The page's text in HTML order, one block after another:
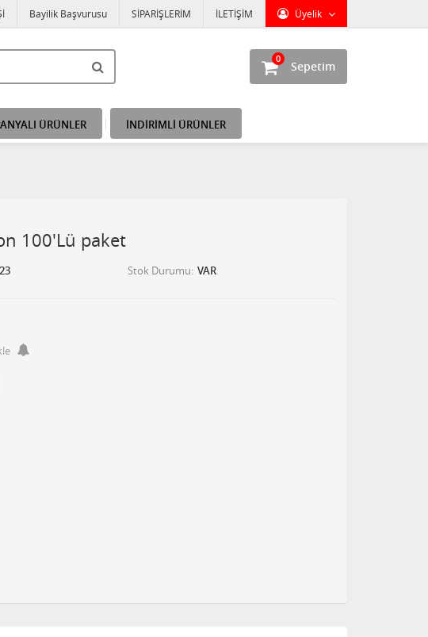
Üyelik
Bayilik Başvurusu SİPARİŞLERİM İLETİŞİM
Sepetim
0
ÜRÜNLER İNDİRİMLİ ÜRÜNLER
100'Lü paket
Stok Durumu VAR